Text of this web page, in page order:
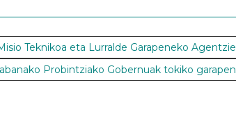
Teknikoa eta Lurralde Garapeneko
Probintziako Gobernuak tokiko